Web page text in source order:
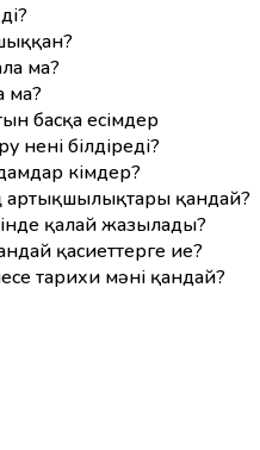
ма?
ма?
басқа есімдер
нені білдіреді?
кімдер?
артықшылықтары қандай?
қалай жазылады?
қасиеттерге ие?
тарихи мәні қандай?